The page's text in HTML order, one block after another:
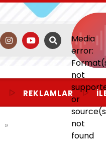
Media
error:
not
or
not
found
REKLAMLAR
»